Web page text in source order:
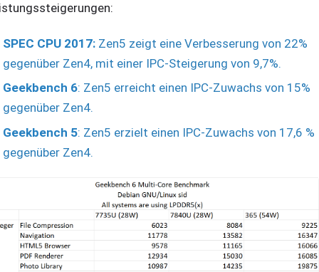
SPEC CPU 2017: Zen5 zeigt eine Verbesserung von 22%
gegenüber Zen4, mit einer IPC-Steigerung von 9,7%.
Geekbench 6: Zen5 erreicht einen IPC-Zuwachs von 15%
gegenüber Zen4.
Geekbench 5: Zen5 erzielt einen IPC-Zuwachs von 17,6 %
gegenüber Zen4.